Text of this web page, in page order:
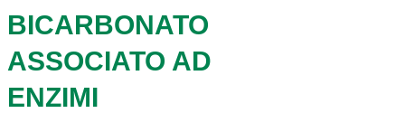
BICARBONATO
ASSOCIATO AD
ENZIMI